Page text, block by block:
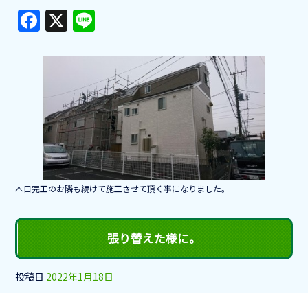
F
a
c
b
o
o
k
X
e
本日完工のお隣も続けて施工させて頂く事になりました。
張り替えた様に。
投稿日 2022年1月18日